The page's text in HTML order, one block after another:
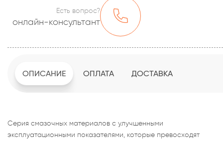
Есть вопрос?
онлайн-консультант
ОПИСАНИЕ ОПЛАТА ДОСТАВКА
Серия смазочных материалов с улучшенными
эксплуатационными показателями, которые превосходят